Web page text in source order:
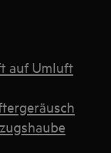
auf Umluft